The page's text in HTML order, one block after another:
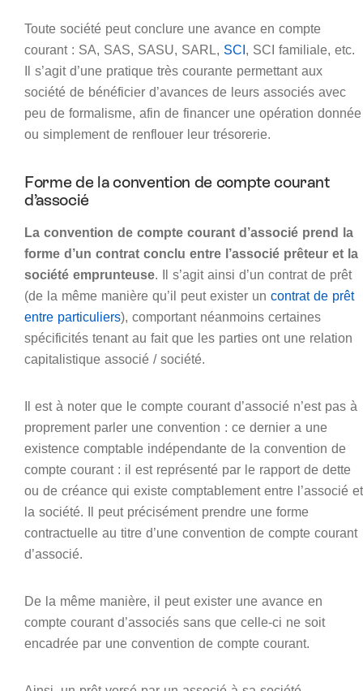
Toute société peut conclure une avance en compte
courant : SA, SAS, SASU, SARL, SCI, SCI familiale, etc.
Il s’agit d’une pratique très courante permettant aux
société de bénéficier d’avances de leurs associés avec
peu de formalisme, afin de financer une opération donnée
ou simplement de renflouer leur trésorerie.
Forme de la convention de compte courant
d’associé
La convention de compte courant d’associé prend la
forme d’un contrat conclu entre l’associé prêteur et la
société emprunteuse. Il s’agit ainsi d’un contrat de prêt
(de la même manière qu’il peut exister un contrat de prêt
entre particuliers), comportant néanmoins certaines
spécificités tenant au fait que les parties ont une relation
capitalistique associé / société.
Il est à noter que le compte courant d’associé n’est pas à
proprement parler une convention : ce dernier a une
existence comptable indépendante de la convention de
compte courant : il est représenté par le rapport de dette
ou de créance qui existe comptablement entre l’associé et
la société. Il peut précisément prendre une forme
contractuelle au titre d’une convention de compte courant
d’associé.
De la même manière, il peut exister une avance en
compte courant d’associés sans que celle-ci ne soit
encadrée par une convention de compte courant.